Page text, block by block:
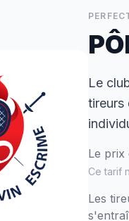
Le
tireurs
Le prix
Ce tarif
Les